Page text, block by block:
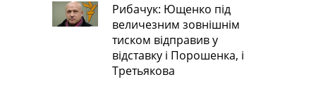
Рибачук: Ющенко під
величезним зовнішнім
тиском відправив у
відставку і Порошенка, і
Третьякова